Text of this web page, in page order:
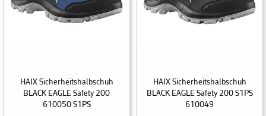
HAIX Sicherheitshalbschuh
BLACK EAGLE Safety 200
610050 S1PS
HAIX Sicherheitshalbschuh
BLACK EAGLE Safety 200 S1PS
610049